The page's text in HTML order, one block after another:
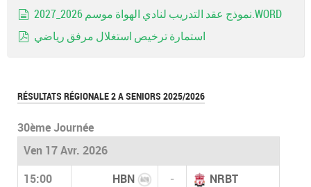
نموذج عقد التدريب لنادي الهواة موسم 2026_2027.WORD
استمارة ترخيص استغلال مرفق رياضي
RÉSULTATS RÉGIONALE 2 A SENIORS 2025/2026
30ème Journée
Ven 17 Avr. 2026
15:00 HBN - NRBT